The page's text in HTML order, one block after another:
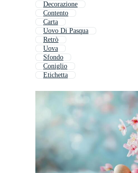
Decorazione
Contento
Carta
Uovo Di Pasqua
Retrò
Uova
Sfondo
Coniglio
Etichetta